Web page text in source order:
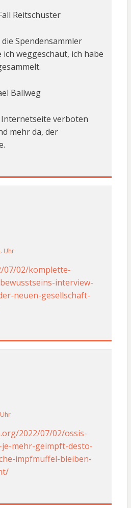
Reitschuster
Spendensammler
weggeschaut, ich habe
Ballweg
Internetseite verboten
mehr da, der
Uhr
07/02/komplette-
interview-
neuen-gesellschaft-
2022/07/02/ossis-
mehr-geimpft-desto-
impfmuffel-bleiben-